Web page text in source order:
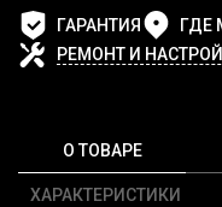
ГАРАНТИЯ
ГДЕ
РЕМОНТ И
О ТОВАРЕ
ХАРАКТЕРИСТИКИ